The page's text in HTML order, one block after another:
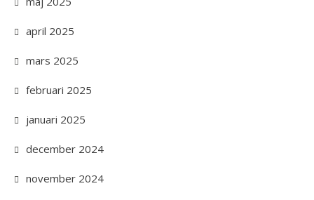
april 2025
mars 2025
februari 2025
januari 2025
december 2024
november 2024